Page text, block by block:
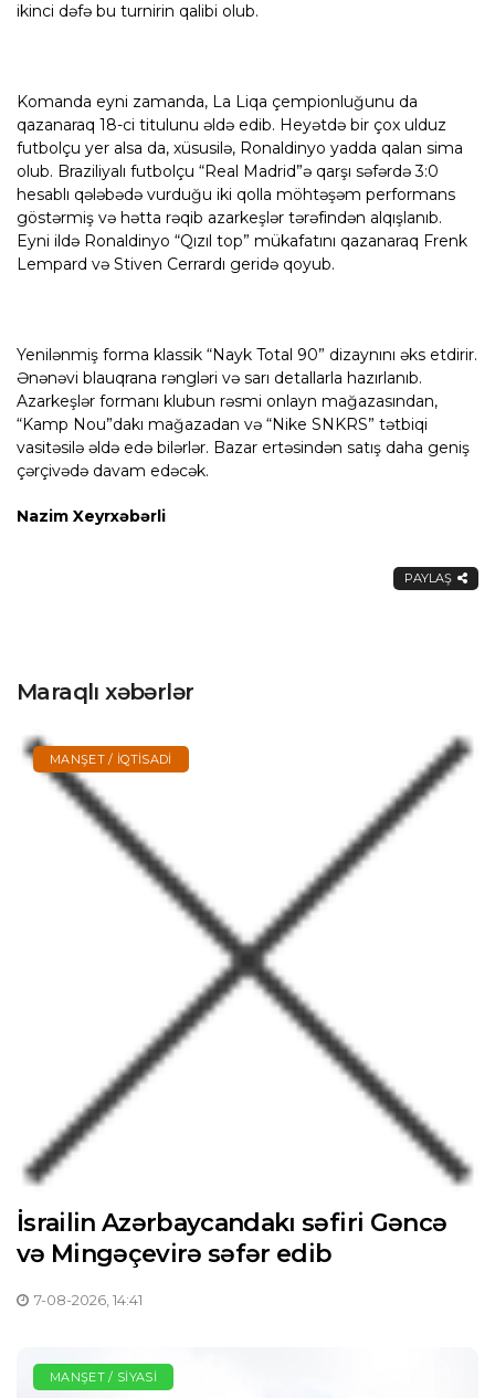
ikinci dəfə bu turnirin qalibi olub.
Komanda eyni zamanda, La Liqa çempionluğunu da
qazanaraq 18-ci titulunu əldə edib. Heyətdə bir çox ulduz
futbolçu yer alsa da, xüsusilə, Ronaldinyo yadda qalan sima
olub. Braziliyalı futbolçu “Real Madrid”ə qarşı səfərdə 3:0
hesablı qələbədə vurduğu iki qolla möhtəşəm performans
göstərmiş və hətta rəqib azarkeşlər tərəfindən alqışlanıb.
Eyni ildə Ronaldinyo “Qızıl top” mükafatını qazanaraq Frenk
Lempard və Stiven Cerrardı geridə qoyub.
Yenilənmiş forma klassik “Nayk Total 90” dizaynını əks etdirir.
Ənənəvi blauqrana rəngləri və sarı detallarla hazırlanıb.
Azarkeşlər formanı klubun rəsmi onlayn mağazasından,
“Kamp Nou”dakı mağazadan və “Nike SNKRS” tətbiqi
vasitəsilə əldə edə bilərlər. Bazar ertəsindən satış daha geniş
çərçivədə davam edəcək.
Nazim Xeyrxəbərli
PAYLAŞ
Maraqlı xəbərlər
MANŞET / İQTISADI
İsrailin Azərbaycandakı səfiri Gəncə
və Mingəçevirə səfər edib
7-08-2026, 14:41
MANŞET / SIYASI